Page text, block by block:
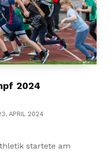
2024
APRIL 2024
startete am